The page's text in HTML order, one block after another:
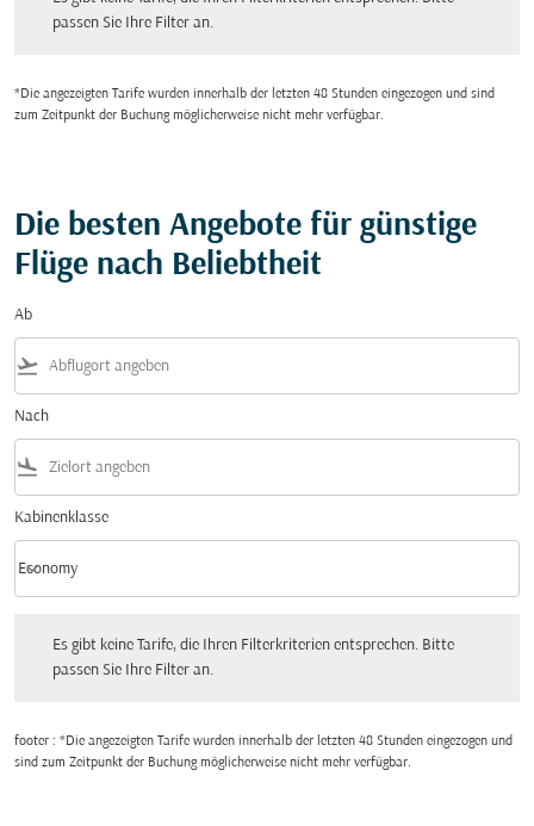
passen Sie Ihre Filter an.
*Die angezeigten Tarife wurden innerhalb der letzten 48 Stunden eingezogen und sind
zum Zeitpunkt der Buchung möglicherweise nicht mehr verfügbar.
Die besten Angebote für günstige
Flüge nach Beliebtheit
Ab
flight_takeoff
Nach
flight_land
Kabinenklasse
Kabinenklasse option Economy Selected
Economy
keyboard_arrow_down
Es gibt keine Tarife, die Ihren Filterkriterien entsprechen. Bitte
passen Sie Ihre Filter an.
footer : *Die angezeigten Tarife wurden innerhalb der letzten 48 Stunden eingezogen und
sind zum Zeitpunkt der Buchung möglicherweise nicht mehr verfügbar.